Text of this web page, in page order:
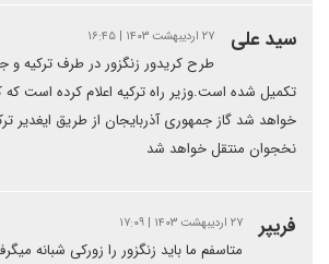
سید علی ۲۷ اردیبهشت ۱۴۰۳ | ۱۶:۴۵
طرح کریدور زنگزور در طرف ترکیه و
تکمیل شده است.وزیر راه ترکیه اعلام کرده است که
خواهد شد گاز جمهوری آذربایجان از طریق ایغدیر
نخجوان منتقل خواهد شد
فریپر ۲۷ اردیبهشت ۱۴۰۳ | ۱۷:۰۹
متاسفم ما باید زنگزور را زورکی شبانه